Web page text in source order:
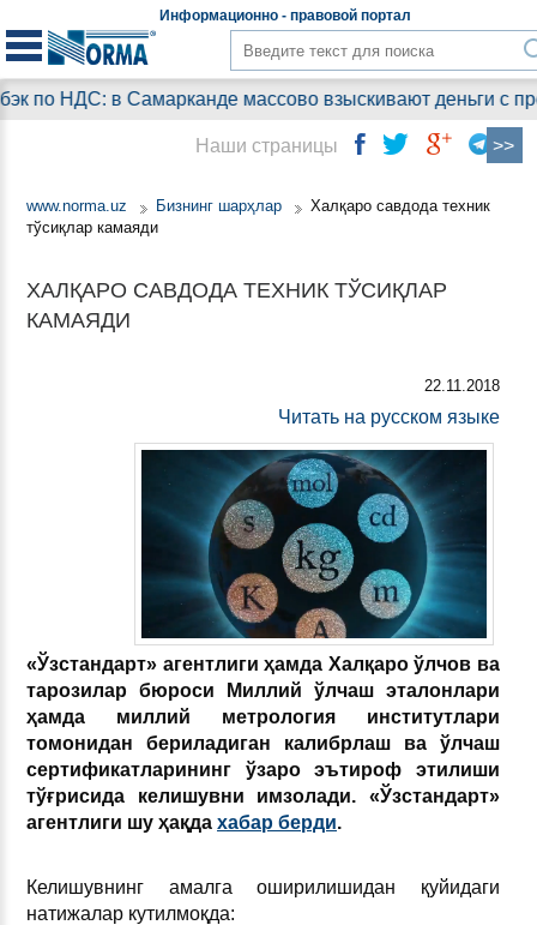
Информационно - правовойпортал
по НДС: в Самарканде массово взыскивают деньги с
www.norma.uz Бизнинг шарҳлар
Халқаро савдода техник
тўсиқлар камаяди
ХАЛҚАРО САВДОДА ТЕХНИК ТЎСИҚЛАР
КАМАЯДИ
22.11.2018
Читать на русском языке
«Ўзстандарт» агентлиги ҳамда Халқаро ўлчов ва
тарозилар бюроси Миллий ўлчаш эталонлари
ҳамда миллий метрология институтлари
томонидан бериладиган калибрлаш ва ўлчаш
сертификатларининг ўзаро эътироф этилиши
тўғрисида келишувни имзолади.«Ўзстандарт»
агентлиги шу ҳақда хабар берди.
Келишувнинг амалга оширилишидан қуйидаги
натижалар кутилмоқда:
Наши страницы